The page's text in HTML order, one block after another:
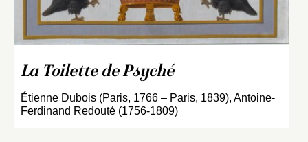
La Toilette de Psyché
Étienne Dubois (Paris, 1766 – Paris, 1839), Antoine-
Ferdinand Redouté (1756-1809)